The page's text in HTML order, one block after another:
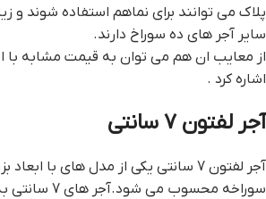
پلاک می توانند برای نماهم استفاده شوند و
سایر آجر های ده سوراخ دارند.
از معایب ان هم می توان به قیمت مشابه با
اشاره کرد .
آجر لفتون 7 سانتی
آجر لفتون 7 سانتی یکی از مدل های با
سوراخه محسوب